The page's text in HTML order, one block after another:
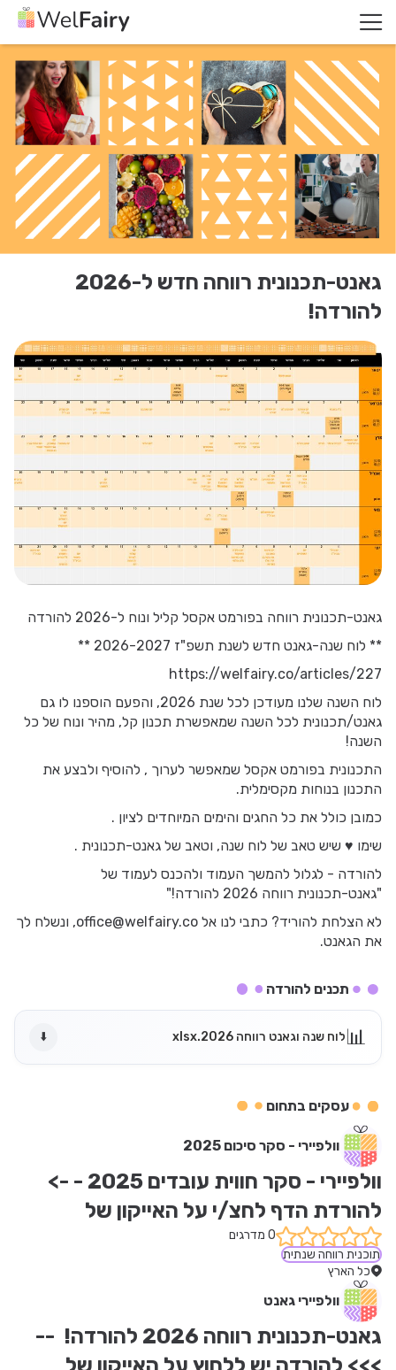
גאנט-תכנונית רווחה חדש ל-2026
להורדה!
גאנט-תכנונית רווחה בפורמט אקסל קליל ונוח ל-2026 להורדה
** לוח שנה-גאנט חדש לשנת תשפ"ז 2026-2027 **
https://welfairy.co/articles/227
לוח השנה שלנו מעודכן לכל שנת 2026, והפעם הוספנו לו גם
גאנט/תכנונית לכל השנה שמאפשרת תכנון קל, מהיר ונוח של כל
השנה!
התכנונית בפורמט אקסל שמאפשר לערוך , להוסיף ולבצע את
התכנון בנוחות מקסימלית.
כמובן כולל את כל החגים והימים המיוחדים לציון .
שימו ♥ שיש טאב של לוח שנה, וטאב של גאנט-תכנונית .
להורדה - לגלול להמשך העמוד ולהכנס לעמוד של
"גאנט-תכנונית רווחה 2026 להורדה!"
לא הצלחת להוריד? כתבי לנו אל office@welfairy.co, ונשלח לך
את הגאנט.
תכנים להורדה
📊לוח שנה וגאנט רווחה 2026.xlsx ⬇️
עסקים בתחום
וולפיירי - סקר סיכום 2025
הגלובוס המרושת (WEB)
0 מדרגים
תוכנית רווחה שנתית
כל הארץ
וולפיירי גאנט
גאנט-תכנונית רווחה 2026 להורדה!  --